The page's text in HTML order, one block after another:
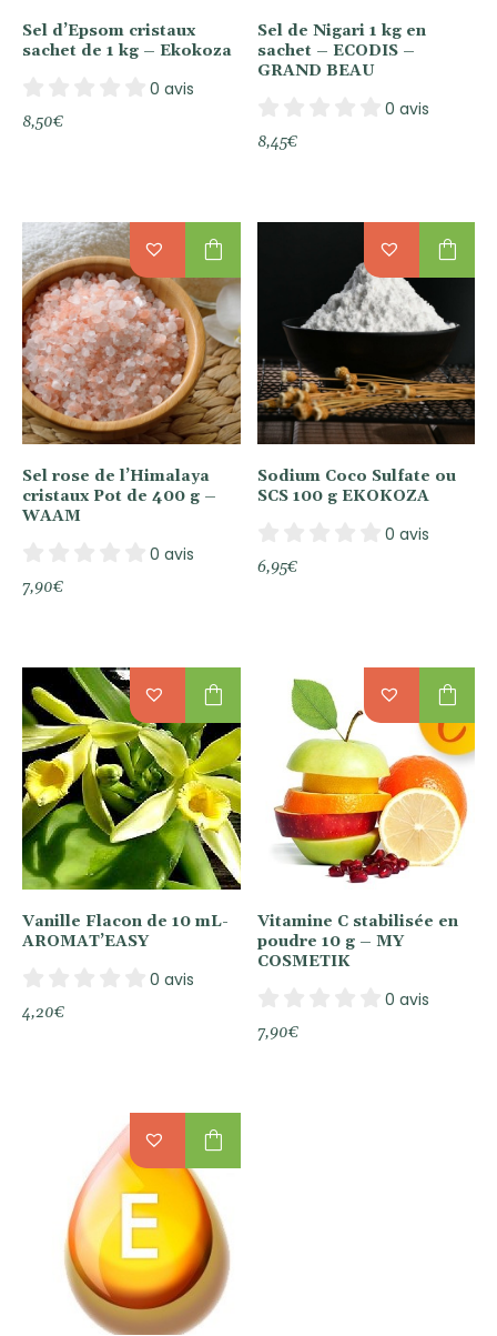
Sel d’Epsom cristaux
sachet de 1 kg – Ekokoza
0 avis
8,50€
Sel de Nigari 1 kg en
sachet – ECODIS –
GRAND BEAU
0 avis
8,45€
Sel rose de l’Himalaya
cristaux Pot de 400 g –
WAAM
0 avis
7,90€
shopping_bag
Sodium Coco Sulfate ou
SCS 100 g EKOKOZA
0 avis
6,95€
shopping_bag
Vanille Flacon de 10 mL-
AROMAT’EASY
0 avis
4,20€
shopping_bag
Vitamine C stabilisée en
poudre 10 g – MY
COSMETIK
0 avis
7,90€
shopping_bag
shopping_bag